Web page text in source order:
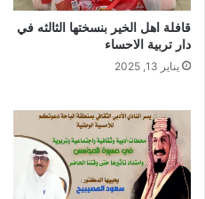
قافلة اهل الخير بنسختها الثالثه في
دار تربية الاحساء
يناير 13, 2025